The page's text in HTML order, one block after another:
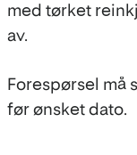
med tørket
av.
Forespørsel må
før ønsket dato.